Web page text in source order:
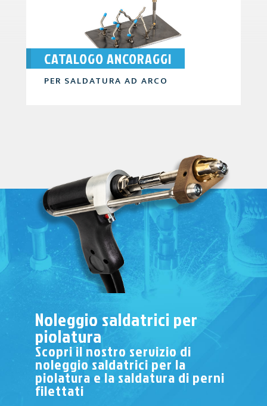
CATALOGO ANCORAGGI
PER SALDATURA AD ARCO
Noleggio saldatrici per
piolatura
Scopri il nostro servizio di
noleggio saldatrici per la
piolatura e la saldatura di perni
filettati